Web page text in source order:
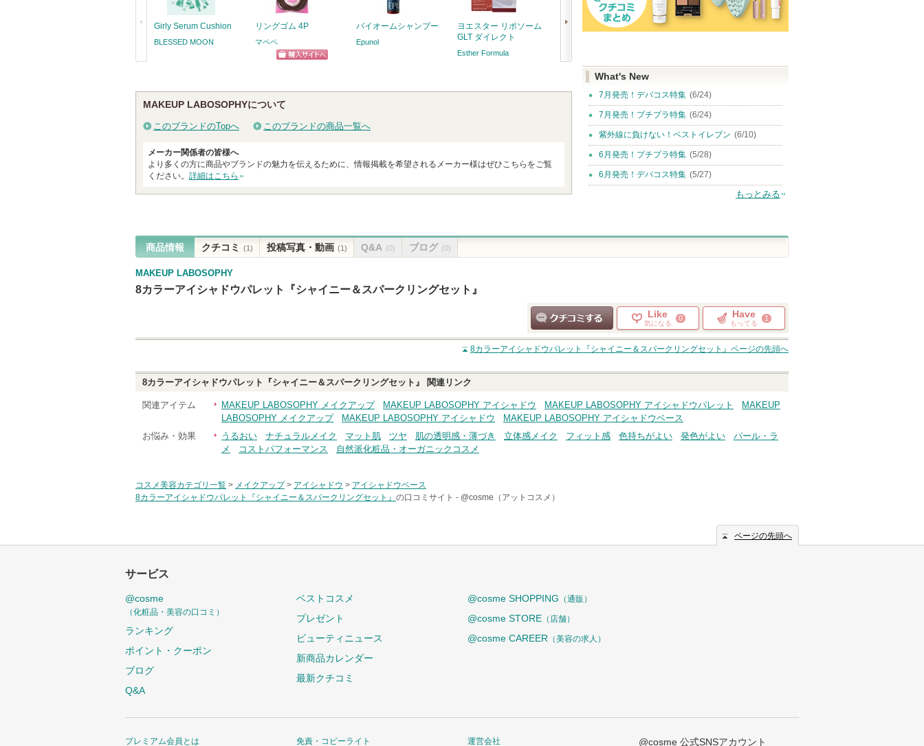
Girly Serum Cushion
BLESSED MOON
リングゴム 4P
マペペ
バイオームシャンプー
Epunol
ヨエスター リポソーム
GLT ダイレクト
Esther Formula
アクネケア コンシーラ
プレミアムペプチドナイ
ショッピン
グサイトへ
MAKEUP LABOSOPHYについて
このブランドのTopへ このブランドの商品一覧へ
メーカー関係者の皆様へ
より多くの方に商品やブランドの魅力を伝えるために、情報掲載を希望されるメーカー様はぜひこちらをご覧
ください。 詳細はこちら
What's New
7月発売！デパコス特集 (6/24)
7月発売！プチプラ特集 (6/24)
紫外線に負けない！ベストイレブン (6/10)
6月発売！プチプラ特集 (5/28)
6月発売！デパコス特集 (5/27)
もっとみる
商品情報 クチコミ (1) 投稿写真・動画 (1) Q&A (0) ブログ (0)
MAKEUP LABOSOPHY
8カラーアイシャドウパレット『シャイニー＆スパークリングセット』
クチコミする
Like
気になる
0 Have
もってる
1
8カラーアイシャドウパレット『シャイニー＆スパークリングセット』 ページの先頭へ
8カラーアイシャドウパレット『シャイニー＆スパークリングセット』 関連リンク
関連アイテム MAKEUP LABOSOPHY メイクアップ MAKEUP LABOSOPHY アイシャドウ MAKEUP LABOSOPHY アイシャドウパレット
MAKEUP
LABOSOPHY メイクアップ
MAKEUP LABOSOPHY アイシャドウ
MAKEUP LABOSOPHY アイシャドウベース
お悩み・効果
うるおい ナチュラルメイク マット肌 ツヤ 肌の透明感・薄づき 立体感メイク フィット感 色持ちがよい 発色がよい
パール・ラ
メ
コストパフォーマンス 自然派化粧品・オーガニックコスメ
コスメ美容カテゴリ一覧 > メイクアップ> アイシャドウ > アイシャドウベース
8カラーアイシャドウパレット『シャイニー＆スパークリングセット』 の口コミサイト - @cosme（アットコスメ）
ページの先頭へ
サービス
@cosme
（化粧品・美容の口コミ）
ランキング
ポイント・クーポン
ブログ
Q&A
ベストコスメ
プレゼント
ビューティニュース
新商品カレンダー
最新クチコミ
@cosme SHOPPING （通販）
@cosme STORE （店舗）
@cosme CAREER （美容の求人）
プレミアム会員とは 免責・コピーライト 運営会社 @cosme 公式SNSアカウント